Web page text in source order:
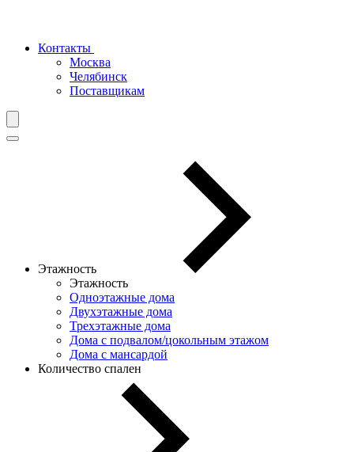
Контакты
Москва
Челябинск
Поставщикам
Этажность
Этажность
Одноэтажные дома
Двухэтажные дома
Трехэтажные дома
Дома с подвалом/цокольным этажом
Дома с мансардой
Количество спален